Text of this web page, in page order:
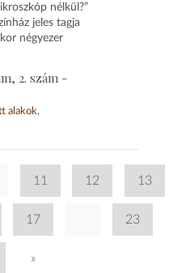
nélkül?”
jeles tagja
négyezer
2. szám -
alakok
11 12 13
17 23
»